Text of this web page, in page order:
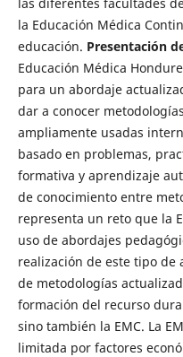
la Educación Médica
educación. Presentación
Educación Médica
para un abordaje
dar a conocer
ampliamente usadas
basado en problemas,
formativa y aprendizaje
de conocimiento entre
representa un reto que la
uso de abordajes
realización de este tipo de
de metodologías
formación del recurso
sino también la EMC. La
limitada por factores